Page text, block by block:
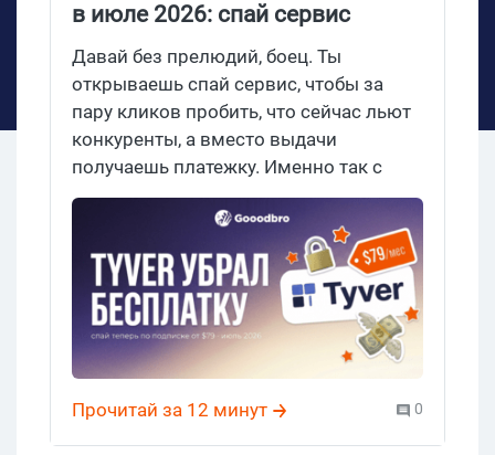
в июле 2026: спай сервис
теперь только по подписке от
$79
Давай без прелюдий, боец. Ты
открываешь спай сервис, чтобы за
пару кликов пробить, что сейчас льют
конкуренты, а вместо выдачи
получаешь платежку. Именно так с
июля 2026 встречает Tyver: еще пару
недель назад тут жил бесплатный
поиск, а теперь халяву тихо
выключили и уперли всех в пейвол.
Давай без паники разберемся, что
случилось, сколько это стоит и куда
идти, если бюджета на подписку пока
Прочитай за 12 минут
0